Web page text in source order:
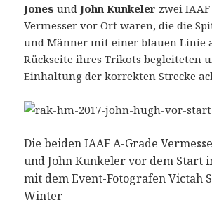
Jones undJohn Kunkeler zwei
Vermesser vor Ort waren, die die
und Männer mit einer blauen Linie
Rückseite ihres Trikots begleiteten
Einhaltung der korrekten Strecke
Die beiden IAAF A-Grade
und John Kunkeler vor dem Start
mit dem Event-Fotografen Victah
Winter